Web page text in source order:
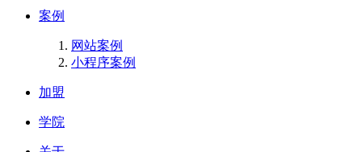
案例
网站案例
小程序案例
加盟
学院